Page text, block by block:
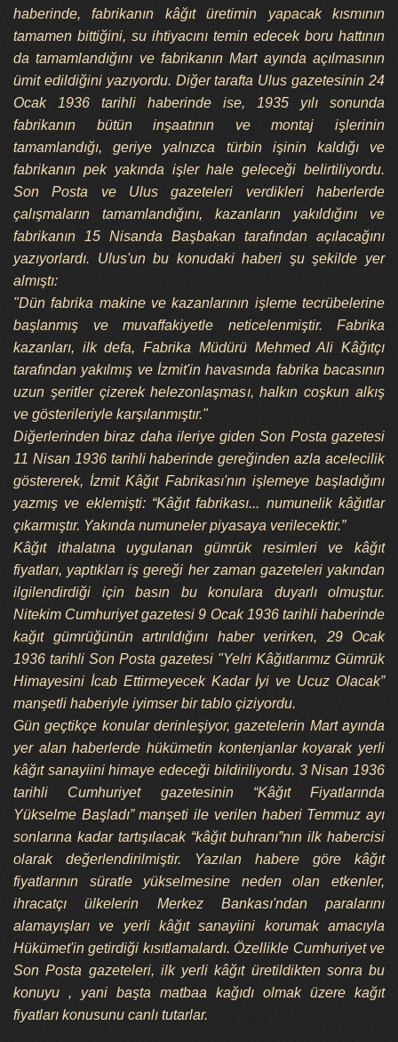
haberinde, fabrikanın kâğıt üretimin yapacak kısmının
tamamen bittiğini, su ihtiyacını temin edecek boru hattının
da tamamlandığını ve fabrikanın Mart ayında açılmasının
ümit edildiğini yazıyordu. Diğer tarafta Ulus gazetesinin 24
Ocak 1936 tarihli haberinde ise, 1935 yılı sonunda
fabrikanın bütün inşaatının ve montaj işlerinin
tamamlandığı, geriye yalnızca türbin işinin kaldığı ve
fabrikanın pek yakında işler hale geleceği belirtiliyordu.
Son Posta ve Ulus gazeteleri verdikleri haberlerde
çalışmaların tamamlandığını, kazanların yakıldığını ve
fabrikanın 15 Nisanda Başbakan tarafından açılacağını
yazıyorlardı. Ulus'un bu konudaki haberi şu şekilde yer
almıştı:
"Dün fabrika makine ve kazanlarının işleme tecrübelerine
başlanmış ve muvaffakiyetle neticelenmiştir. Fabrika
kazanları, ilk defa, Fabrika Müdürü Mehmed Ali Kâğıtçı
tarafından yakılmış ve İzmit'in havasında fabrika bacasının
uzun şeritler çizerek helezonlaşması, halkın coşkun alkış
ve gösterileriyle karşılanmıştır."
Diğerlerinden biraz daha ileriye giden Son Posta gazetesi
11 Nisan 1936 tarihli haberinde gereğinden azla acelecilik
göstererek, İzmit Kâğıt Fabrikası'nın işlemeye başladığını
yazmış ve eklemişti: “Kâğıt fabrikası... numunelik kâğıtlar
çıkarmıştır. Yakında numuneler piyasaya verilecektir.”
Kâğıt ithalatına uygulanan gümrük resimleri ve kâğıt
fiyatları, yaptıkları iş gereği her zaman gazeteleri yakından
ilgilendirdiği için basın bu konulara duyarlı olmuştur.
Nitekim Cumhuriyet gazetesi 9 Ocak 1936 tarihli haberinde
kağıt gümrüğünün artırıldığını haber verirken, 29 Ocak
1936 tarihli Son Posta gazetesi "Yelri Kâğıtlarımız Gümrük
Himayesini İcab Ettirmeyecek Kadar İyi ve Ucuz Olacak”
manşetli haberiyle iyimser bir tablo çiziyordu.
Gün geçtikçe konular derinleşiyor, gazetelerin Mart ayında
yer alan haberlerde hükümetin kontenjanlar koyarak yerli
kâğıt sanayiini himaye edeceği bildiriliyordu. 3 Nisan 1936
tarihli Cumhuriyet gazetesinin “Kâğıt Fiyatlarında
Yükselme Başladı” manşeti ile verilen haberi Temmuz ayı
sonlarına kadar tartışılacak “kâğıt buhranı”nın ilk habercisi
olarak değerlendirilmiştir. Yazılan habere göre kâğıt
fiyatlarının süratle yükselmesine neden olan etkenler,
ihracatçı ülkelerin Merkez Bankası'ndan paralarını
alamayışları ve yerli kâğıt sanayiini korumak amacıyla
Hükümet'in getirdiği kısıtlamalardı. Özellikle Cumhuriyet ve
Son Posta gazeteleri, ilk yerli kâğıt üretildikten sonra bu
konuyu , yani başta matbaa kağıdı olmak üzere kağıt
fiyatları konusunu canlı tutarlar.